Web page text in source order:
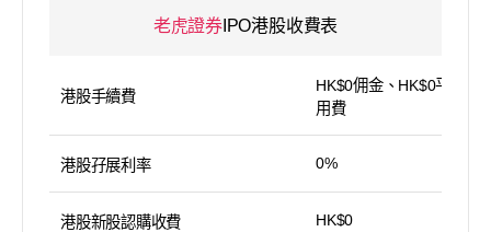
老虎證券IPO港股收費表
港股手續費
HK$0佣金、HK$0平台使
用費
港股孖展利率 0%
港股新股認購收費 HK$0